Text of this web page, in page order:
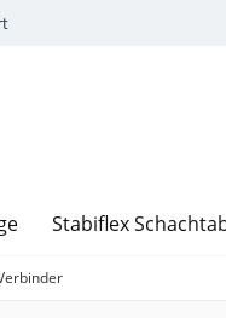
Stabiflex